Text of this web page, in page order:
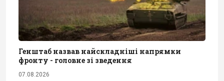
Генштаб назвав найскладніші напрямки
фронту - головне зі зведення
07.08.2026